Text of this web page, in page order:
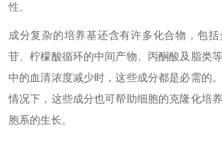
性。
成分复杂的培养基还含有许多化合物，包
苷、柠檬酸循环的中间产物、丙酮酸及脂类
中的血清浓度减少时，这些成分都是必需的
情况下，这些成分也可帮助细胞的克隆化培
胞系的生长。